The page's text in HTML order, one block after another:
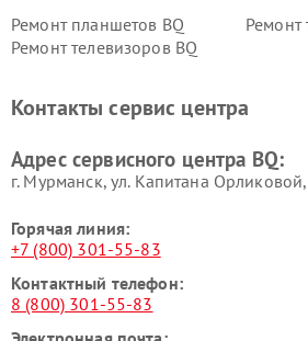
Ремонт планшетов BQ
Ремонт
Ремонт телевизоров BQ
Контакты сервис центра
Адрес сервисного центра BQ:
г. Мурманск, ул. Капитана
Горячая линия:
+7 (800) 301-55-83
Контактный телефон:
8 (800) 301-55-83